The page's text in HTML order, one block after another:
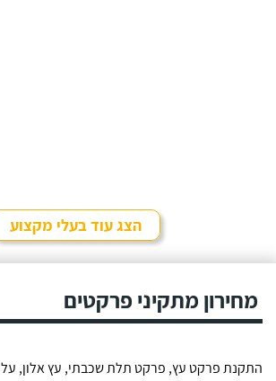
הצג עוד בעלי מקצוע
מחירון מתקיני פרקטים
התקנת פרקט עץ, פרקט תלת שכבתי, עץ אלון, על